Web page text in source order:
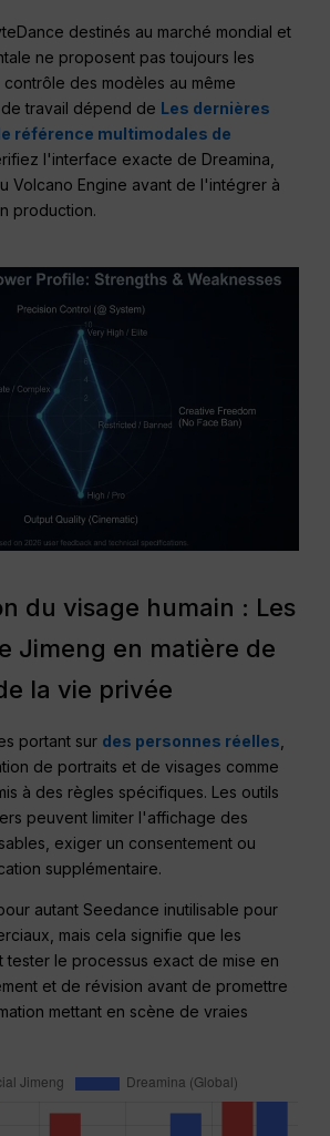
destinés au marché mondial et
ne proposent pas toujours les
des modèles au même
de travail dépend de Les dernières
référence multimodales de
l'interface exacte de Dreamina,
Volcano Engine avant de l'intégrer à
production.
du visage humain : Les
Jimeng en matière de
la vie privée
portant sur des personnes réelles
de portraits et de visages comme
à des règles spécifiques. Les outils
peuvent limiter l'affichage des
exiger un consentement ou
supplémentaire.
autant Seedance inutilisable pour
mais cela signifie que les
tester le processus exact de mise en
et de révision avant de promettre
mettant en scène de vraies